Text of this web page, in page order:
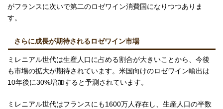
がフランスに次いで第二のロゼワイン消費国になりつつありま
す。
さらに成長が期待されるロゼワイン市場
ミレニアル世代は生産人口に占める割合が大きいことから、今後
も市場の拡大が期待されています。米国向けのロゼワイン輸出は
10年後に30%増加すると予測されています。
ミレニアル世代はフランスにも1600万人存在し、生産人口の半数